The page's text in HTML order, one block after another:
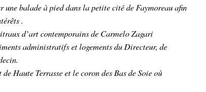
une balade à pied dans la petite cité de Faymoreau afin
.
d’art contemporains de Carmelo Zagari
administratifs et logements du Directeur, de
Haute Terrasse et le coron des Bas de Soie où